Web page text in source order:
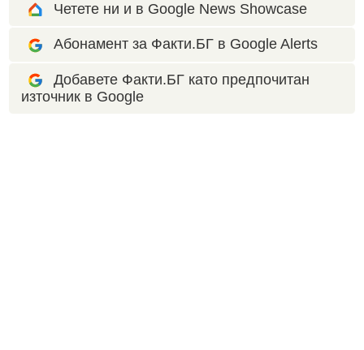
Четете ни и в Google News Showcase
Абонамент за Факти.БГ в Google Alerts
Добавете Факти.БГ като предпочитан
източник в Google